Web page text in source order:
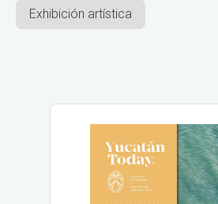
Exhibición artística